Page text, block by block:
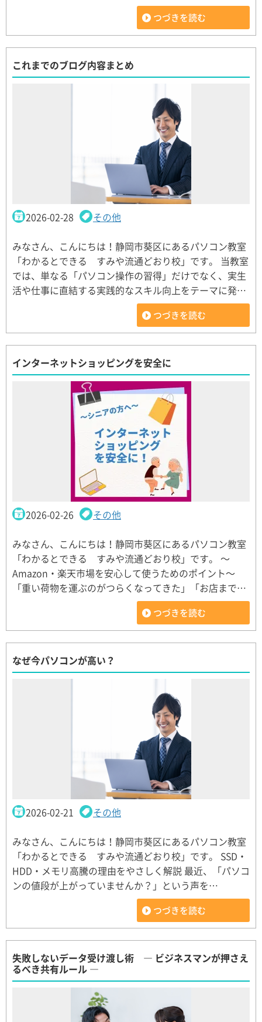
つづきを読む
これまでのブログ内容まとめ
2026-02-28 その他
みなさん、こんにちは！静岡市葵区にあるパソコン教室
「わかるとできる すみや流通どおり校」です。 当教室
では、単なる「パソコン操作の習得」だけでなく、実生
活や仕事に直結する実践的なスキル向上をテーマに発…
つづきを読む
インターネットショッピングを安全に
2026-02-26 その他
みなさん、こんにちは！静岡市葵区にあるパソコン教室
「わかるとできる すみや流通どおり校」です。 〜
Amazon・楽天市場を安心して使うためのポイント〜
「重い荷物を運ぶのがつらくなってきた」「お店まで…
つづきを読む
なぜ今パソコンが高い？
2026-02-21 その他
みなさん、こんにちは！静岡市葵区にあるパソコン教室
「わかるとできる すみや流通どおり校」です。 SSD・
HDD・メモリ高騰の理由をやさしく解説 最近、「パソコ
ンの値段が上がっていませんか？」という声を…
つづきを読む
失敗しないデータ受け渡し術 ― ビジネスマンが押さえ
るべき共有ルール ―